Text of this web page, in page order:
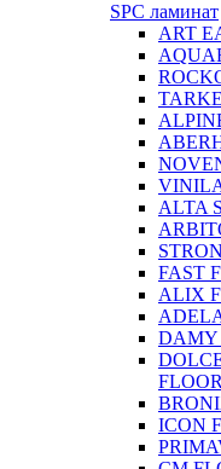
SPC ламинат
ART
ALTA
FAST
ALIX
DAMY
ICON